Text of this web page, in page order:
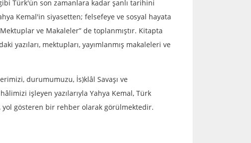
Türk'ün son zamanlara kadar şanlı tarihini
Kemal'in siyasetten; felsefeye ve sosyal hayata
ve Makaleler” de toplanmıştır. Kitapta
yazıları, mektupları, yayımlanmış makaleleri ve
durumumuzu, İs)klâl Savaşı ve
işleyen yazılarıyla Yahya Kemal, Türk
yol gösteren bir rehber olarak görülmektedir.